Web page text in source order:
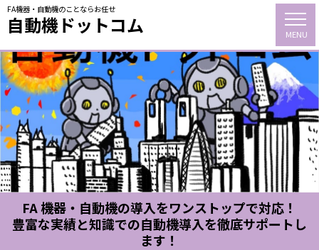
MENU
FA機器・自動機のことならお任せ
自動機ドットコム
FA 機器・自動機の導入をワンストップで対応！
豊富な実績と知識での自動機導入を徹底サポートし
ます！